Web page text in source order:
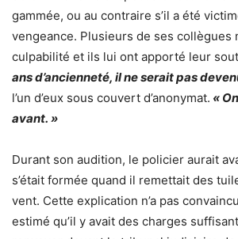
gammée, ou au contraire s’il a été
vengeance. Plusieurs de ses collègues
culpabilité et ils lui ont apporté leur
ans d’ancienneté, il ne serait pas
l’un d’eux sous couvert d’anonymat. «
avant. »
Durant son audition, le policier aurait
s’était formée quand il remettait des
vent. Cette explication n’a pas
estimé qu’il y avait des charges